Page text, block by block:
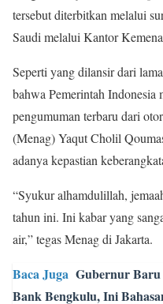
tersebut diterbitkan melalui
Saudi melalui Kantor
Seperti yang dilansir dari
bahwa Pemerintah Indonesia
pengumuman terbaru dari
(Menag) Yaqut Cholil
adanya kepastian
“Syukur alhamdulillah,
tahun ini. Ini kabar yang
air,” tegas Menag di Jakarta.
Baca Juga Gubernur
Bank Bengkulu, Ini